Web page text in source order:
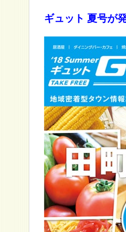
ギュット 夏号が